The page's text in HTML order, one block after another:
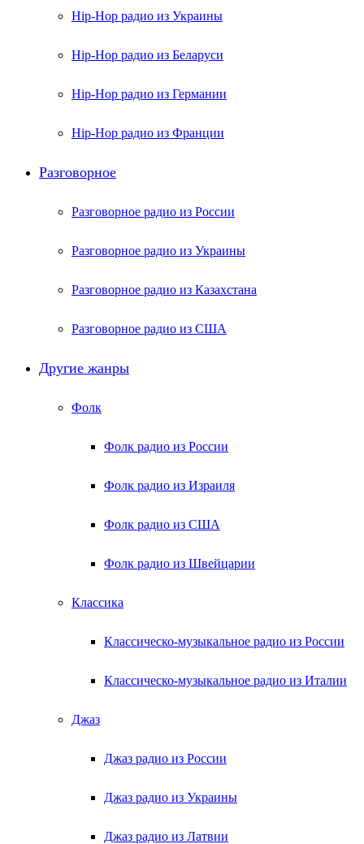
Hip-Hop радио из Украины
Hip-Hop радио из Беларуси
Hip-Hop радио из Германии
Hip-Hop радио из Франции
Разговорное
Разговорное радио из России
Разговорное радио из Украины
Разговорное радио из Казахстана
Разговорное радио из США
Другие жанры
Фолк
Фолк радио из России
Фолк радио из Израиля
Фолк радио из США
Фолк радио из Швейцарии
Классика
Классическо-музыкальное радио из России
Классическо-музыкальное радио из Италии
Джаз
Джаз радио из России
Джаз радио из Украины
Джаз радио из Латвии